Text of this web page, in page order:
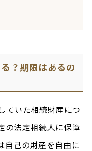
？期限はあるの
ていた相続財産につ
の法定相続人に保障
自己の財産を自由に